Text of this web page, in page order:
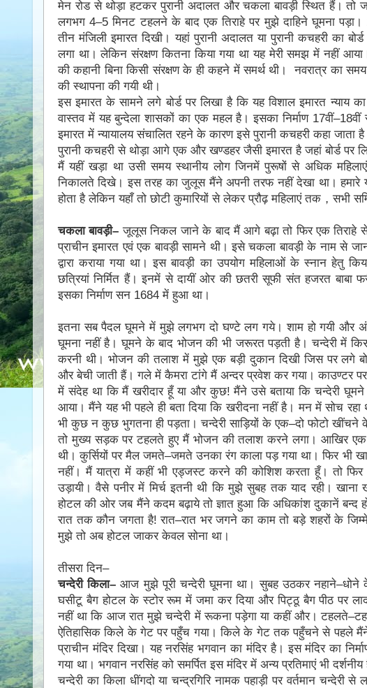
मेन रोड से थोड़ा हटकर पुरानी अदालत और चकला बावड़ी स्थित हैं। तो
लगभग 4–5 मिनट टहलने के बाद एक तिराहे पर मुझे दाहिने घूमना
तीन मंजिली इमारत दिखी। यहां पुरानी अदालत या पुरानी कचहरी का
लगा था। लेकिन संरक्षण कितना किया गया था यह मेरी समझ में नहीं
की कहानी बिना किसी संरक्षण के ही कहने में समर्थ थी। नवरात्र का
की स्थापना की गयी थी।
इस इमारत के सामने लगे बोर्ड पर लिखा है कि यह विशाल इमारत न्याय
वास्तव में यह बुन्देला शासकों का एक महल है। इसका निर्माण 17वीं–18वीं
इमारत में न्यायालय संचालित रहने के कारण इसे पुरानी कचहरी कहा जाता
पुरानी कचहरी से थोड़ा आगे एक और खण्डहर जैसी इमारत है जहां बोर्ड पर
मैं यहीं खड़ा था उसी समय स्थानीय लोग जिनमें पुरूषों से अधिक
निकालते दिखे। इस तरह का जुलूस मैंने अपनी तरफ नहीं देखा था। हमारे
होता है लेकिन यहाँ तो छोटी कुमारियों से लेकर प्रौढ़ महिलाएं तक，सभी
चकला बावड़ी– जूलूस निकल जाने के बाद मैं आगे बढ़ा तो फिर एक तिराहे से
प्राचीन इमारत एवं एक बावड़ी सामने थी। इसे चकला बावड़ी के नाम से
द्वारा कराया गया था। इस बावड़ी का उपयोग महिलाओं के स्नान हेतु
छत्रियां निर्मित हैं। इनमें से दायीं ओर की छतरी सूफी संत हजरत
इसका निर्माण सन 1684 में हुआ था।
इतना सब पैदल घूमने में मुझे लगभग दो घण्टे लग गये। शाम हो गयी और
घूमना नहीं है। घूमने के बाद भोजन की भी जरूरत पड़ती है। चन्देरी में
करनी थी। भोजन की तलाश में मुझे एक बड़ी दुकान दिखी जिस पर लगे
और बेची जाती हैं। गले में कैमरा टांगे मैं अन्दर प्रवेश कर गया। काउण्टर
में संदेह था कि मैं खरीदार हूँ या और कुछǃ मैंने उसे बताया कि चन्देरी
आया। मैंने यह भी पहले ही बता दिया कि खरीदना नहीं है। मन में सोच रहा
भी कुछ न कुछ भुगतना ही पड़ता। चन्देरी साड़ियों के एक–दो फोटो खींचने
तो मुख्य सड़क पर टहलते हुए मैं भोजन की तलाश करने लगा। आखिर एक
थी। कुर्सियों पर मैल जमते–जमते उनका रंग काला पड़ गया था। फिर भी
नहीं। मैं यात्रा में कहीं भी एड्जस्ट करने की कोशिश करता हूँ। तो
उड़ायी। वैसे पनीर में मिर्च इतनी थी कि मुझे सुबह तक याद रही।
होटल की ओर जब मैंने कदम बढ़ाये तो ज्ञात हुआ कि अधिकांश दुकानें बन्द हो
रात तक कौन जगता हैǃ रात–रात भर जगने का काम तो बड़े शहरों के
मुझे तो अब होटल जाकर केवल सोना था।
तीसरा दिन–
चन्देरी किला– आज मुझे पूरी चन्देरी घूमना था। सुबह उठकर
घसीटू बैग होटल के स्टोर रूम में जमा कर दिया और पिट्ठू बैग पीठ पर
नहीं था कि आज रात मुझे चन्देरी में रूकना पड़ेगा या कहीं और।
ऐतिहासिक किले के गेट पर पहुँच गया। किले के गेट तक पहुँचने से पहले
प्राचीन मंदिर दिखा। यह नरसिंह भगवान का मंदिर है। इस मंदिर का
गया था। भगवान नरसिंह को समर्पित इस मंदिर में अन्य प्रतिमाएं भी दर्शनीय
चन्देरी का किला धींगदो या चन्द्रगिरि नामक पहाड़ी पर वर्तमान